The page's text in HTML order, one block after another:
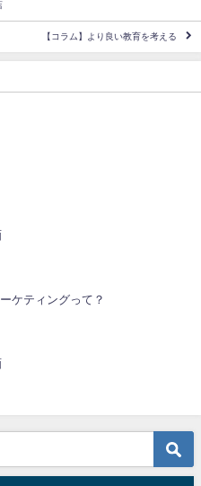
【コラム】より良い教育を考える
ケティングって？